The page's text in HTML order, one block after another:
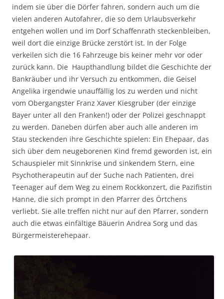
indem sie über die Dörfer fahren, sondern auch um die
vielen anderen Autofahrer, die so dem Urlaubsverkehr
entgehen wollen und im Dorf Schaffenrath steckenbleiben,
weil dort die einzige Brücke zerstört ist. In der Folge
verkeilen sich die 16 Fahrzeuge bis keiner mehr vor oder
zurück kann. Die Haupthandlung bildet die Geschichte der
Bankräuber und ihr Versuch zu entkommen, die Geisel
Angelika irgendwie unauffällig los zu werden und nicht
vom Obergangster Franz Xaver Kiesgruber (der einzige
Bayer unter all den Franken!) oder der Polizei geschnappt
zu werden. Daneben dürfen aber auch alle anderen im
Stau steckenden ihre Geschichte spielen: Ein Ehepaar, das
sich über dem neugeborenen Kind fremd geworden ist, ein
Schauspieler mit Sinnkrise und sinkendem Stern, eine
Psychotherapeutin auf der Suche nach Patienten, drei
Teenager auf dem Weg zu einem Rockkonzert, die Pazifistin
Hanne, die sich prompt in den Pfarrer des Örtchens
verliebt. Sie alle treffen nicht nur auf den Pfarrer, sondern
auch die etwas einfältige Bäuerin Andrea Sorg und das
Bürgermeisterehepaar.